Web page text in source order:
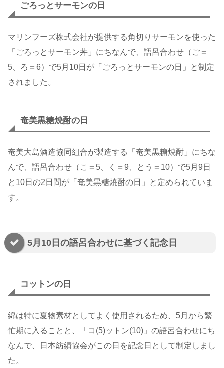
ごろっとサーモンの日
マリンフーズ株式会社が提供する角切りサーモンを使った
「ごろっとサーモン丼」にちなんで、語呂合わせ（ご＝
5、ろ＝6）で5月10日が「ごろっとサーモンの日」と制定
されました。
奄美黒糖焼酎の日
奄美大島酒造協同組合が製造する「奄美黒糖焼酎」にちな
んで、語呂合わせ（こ＝5、く＝9、とう＝10）で5月9日
と10日の2日間が「奄美黒糖焼酎の日」と定められていま
す。
5月10日の語呂合わせに基づく記念日
コットンの日
綿は特に夏物素材としてよく使用されるため、5月から繁
忙期に入ることと、「コ(5)ットン(10)」の語呂合わせにち
なんで、日本紡績協会がこの日を記念日として制定しまし
た。